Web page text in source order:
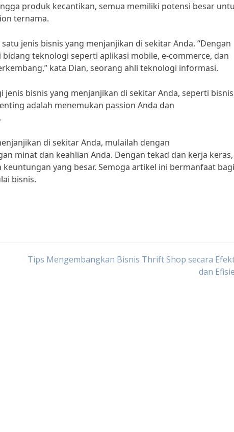
produk kecantikan, semua memiliki potensi besar
ternama.
jenis bisnis yang menjanjikan di sekitar Anda. “Dengan
teknologi seperti aplikasi mobile, e-commerce, dan
kata Dian, seorang ahli teknologi informasi.
jenis bisnis yang menjanjikan di sekitar Anda, seperti bisnis
adalah menemukan passion Anda dan
di sekitar Anda, mulailah dengan
minat dan keahlian Anda. Dengan tekad dan kerja keras,
yang besar. Semoga artikel ini bermanfaat bagi
bisnis.
Tips Mengembangkan Bisnis Thrift Shop secara
dan